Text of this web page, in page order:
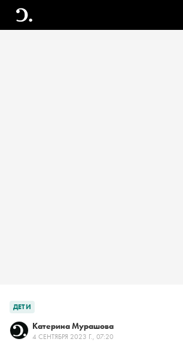
ДЕТИ
Катерина Мурашова
4 СЕНТЯБРЯ 2023 Г., 07:20